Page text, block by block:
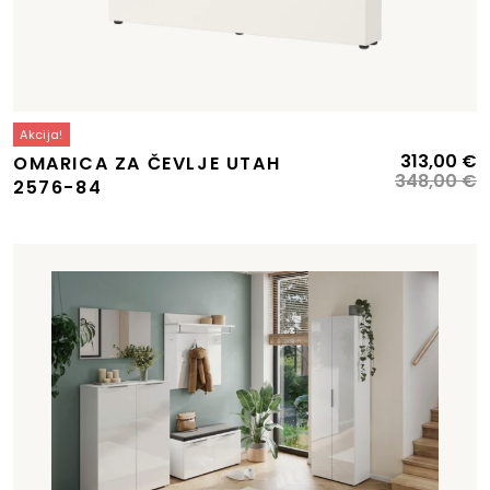
Akcija!
OMARICA ZA ČEVLJE UTAH
2576-84
348,00€
313,00 €